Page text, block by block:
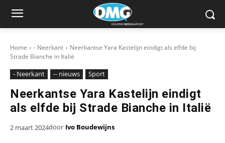
Home - Neerkant
Neerkantse Yara Kastelijn eindigt als elfde bij
Strade Bianche in Italië
- Neerkant -- nieuws Sport
Neerkantse Yara Kastelijn eindigt
als elfde bij Strade Bianche in Italië
2 maart 2024door Ivo Boudewijns